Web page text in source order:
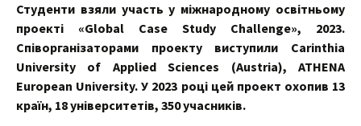
Студенти взяли участь у міжнародному освітньому
проекті «Global Case Study Challenge», 2023.
Співорганізаторами проекту виступили Carinthia
University of Applied Sciences (Аustria), ATHENA
European University. У 2023 році цей проект охопив 13
країн, 18 університетів, 350 учасників.